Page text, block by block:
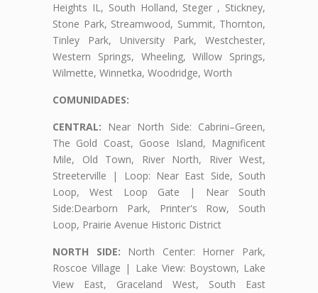
Heights IL, South Holland, Steger , Stickney,
Stone Park, Streamwood, Summit, Thornton,
Tinley Park, University Park, Westchester,
Western Springs, Wheeling, Willow Springs,
Wilmette, Winnetka, Woodridge, Worth
COMUNIDADES:
CENTRAL: Near North Side: Cabrini–Green,
The Gold Coast, Goose Island, Magnificent
Mile, Old Town, River North, River West,
Streeterville | Loop: Near East Side, South
Loop, West Loop Gate | Near South
Side:Dearborn Park, Printer's Row, South
Loop, Prairie Avenue Historic District
NORTH SIDE: North Center: Horner Park,
Roscoe Village | Lake View: Boystown, Lake
View East, Graceland West, South East